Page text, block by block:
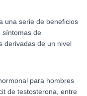
una serie de beneficios
síntomas de
derivadas de un nivel
para hombres
de testosterona, entre